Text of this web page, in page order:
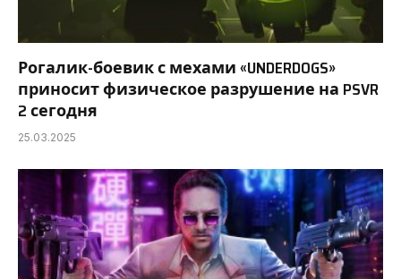
Рогалик-боевик с мехами «UNDERDOGS»
приносит физическое разрушение на PSVR
2 сегодня
25.03.2025